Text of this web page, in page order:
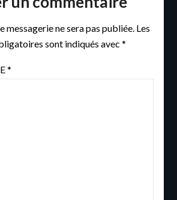
messagerie ne sera pas publiée. Les
sont indiqués avec *
*